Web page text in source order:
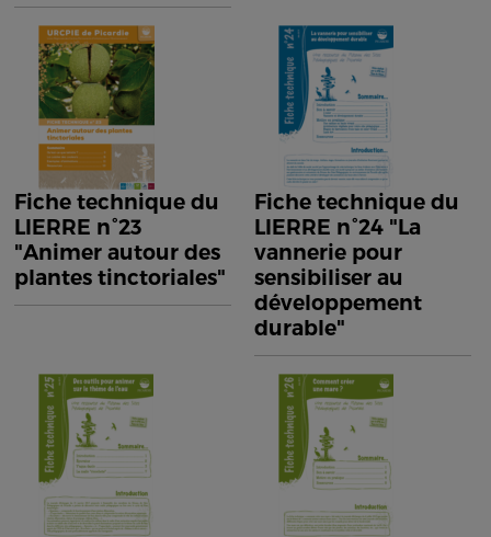
Fiche technique du
LIERRE n°23
"Animer autour des
plantes tinctoriales"
Fiche technique du
LIERRE n°24 "La
vannerie pour
sensibiliser au
développement
durable"